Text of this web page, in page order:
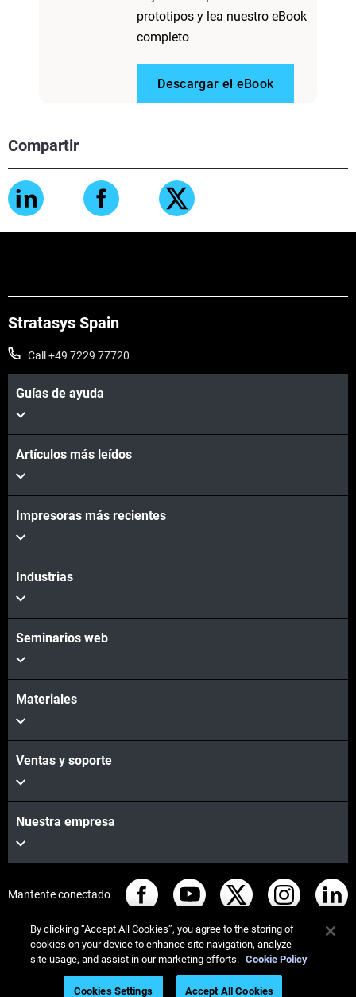
prototipos y lea nuestro eBook
completo
Descargar el eBook
Compartir
Stratasys Spain
Call +49 7229 77720
Guías de ayuda
Artículos más leídos
Impresoras más recientes
Industrias
Seminarios web
Materiales
Ventas y soporte
Nuestra empresa
Mantente conectado
© Stratasys 2026 Legal information
Privacy policy
By clicking “Accept All Cookies”, you agree to the storing of
cookies on your device to enhance site navigation, analyze
site usage, and assist in our marketing efforts. Cookie Policy
Cookies Settings Accept All Cookies